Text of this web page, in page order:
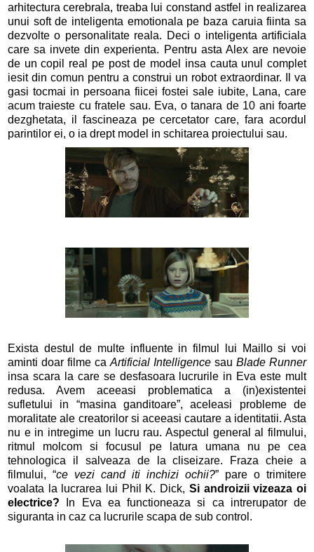
arhitectura cerebrala, treaba lui constand astfel in realizarea
unui soft de inteligenta emotionala pe baza caruia fiinta sa
dezvolte o personalitate reala. Deci o inteligenta artificiala
care sa invete din experienta. Pentru asta Alex are nevoie
de un copil real pe post de model insa cauta unul complet
iesit din comun pentru a construi un robot extraordinar. Il va
gasi tocmai in persoana fiicei fostei sale iubite, Lana, care
acum traieste cu fratele sau. Eva, o tanara de 10 ani foarte
dezghetata, il fascineaza pe cercetator care, fara acordul
parintilor ei, o ia drept model in schitarea proiectului sau.
Exista destul de multe influente in filmul lui Maillo si voi
aminti doar filme ca Artificial Intelligence sau Blade Runner
insa scara la care se desfasoara lucrurile in Eva este mult
redusa. Avem aceeasi problematica a (in)existentei
sufletului in “masina ganditoare”, aceleasi probleme de
moralitate ale creatorilor si aceeasi cautare a identitatii. Asta
nu e in intregime un lucru rau. Aspectul general al filmului,
ritmul molcom si focusul pe latura umana nu pe cea
tehnologica il salveaza de la cliseizare. Fraza cheie a
filmului, “ce vezi cand iti inchizi ochii?” pare o trimitere
voalata la lucrarea lui Phil K. Dick, Si androizii vizeaza oi
electrice? In Eva ea functioneaza si ca intrerupator de
siguranta in caz ca lucrurile scapa de sub control.